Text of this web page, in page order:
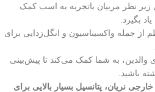
نظر مربیان باتجربه به اسب کمک
بگیرد.
از جمله واکسیناسیون و انگل‌زدایی برای
به شما کمک می‌کند تا پیش‌بینی
باشید.
نریان، پتانسیل بسیار بالایی برای